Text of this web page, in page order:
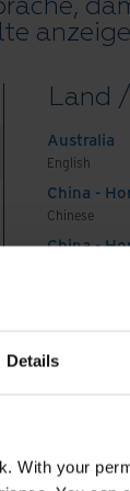
Details
With your
Land
Australia
English
China -
Chinese
China -
India
English
Indonesia
Indonesian
6.000
dienen.
haben wir
um
zu
dafür